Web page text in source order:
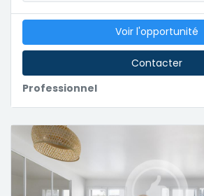
Professionnel
Voir l'opportunité
Contacter